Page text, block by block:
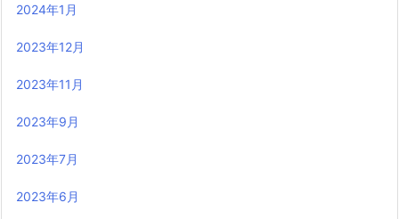
2024年1月
2023年12月
2023年11月
2023年9月
2023年7月
2023年6月